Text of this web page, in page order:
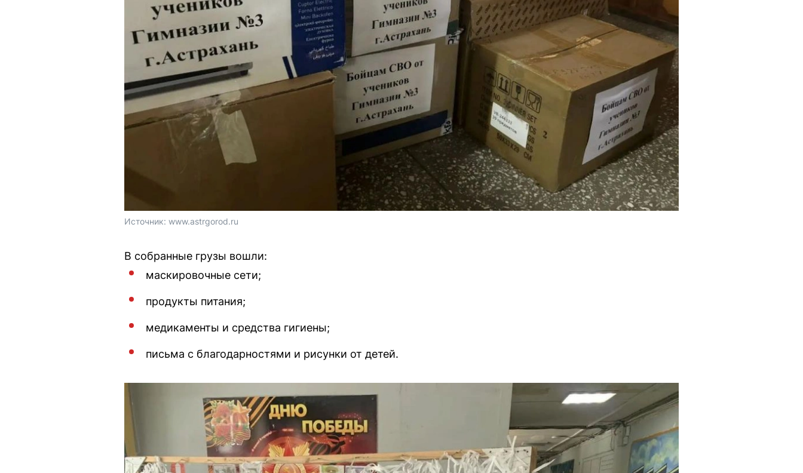
Источник: www.astrgorod.ru
В собранные грузы вошли:
маскировочные сети;
продукты питания;
медикаменты и средства гигиены;
письма с благодарностями и рисунки от детей.